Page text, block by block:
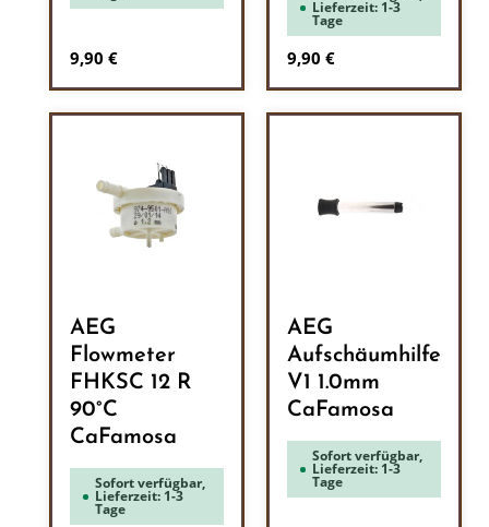
Regulärer Preis:
9,90 €
Lieferzeit: 1-3
Tage
Regulärer Preis:
9,90 €
AEG
Flowmeter
FHKSC 12 R
90°C
CaFamosa
Sofort verfügbar,
Lieferzeit: 1-3
Tage
AEG
Aufschäumhilfe
V1 1.0mm
CaFamosa
Sofort verfügbar,
Lieferzeit: 1-3
Tage